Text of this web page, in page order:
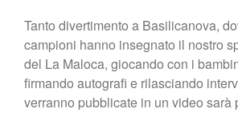
Tanto divertimento a Basilicanova,
campioni hanno insegnato il nostro
del La Maloca, giocando con i
firmando autografi e rilasciando
verranno pubblicate in un video sarà